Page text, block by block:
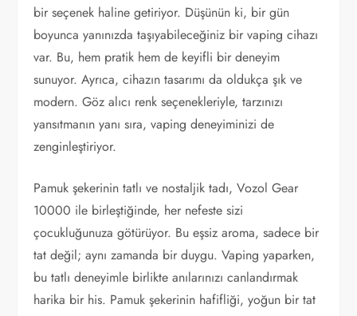
bir seçenek haline getiriyor. Düşünün ki, bir gün
boyunca yanınızda taşıyabileceğiniz bir vaping cihazı
var. Bu, hem pratik hem de keyifli bir deneyim
sunuyor. Ayrıca, cihazın tasarımı da oldukça şık ve
modern. Göz alıcı renk seçenekleriyle, tarzınızı
yansıtmanın yanı sıra, vaping deneyiminizi de
zenginleştiriyor.
Pamuk şekerinin tatlı ve nostaljik tadı, Vozol Gear
10000 ile birleştiğinde, her nefeste sizi
çocukluğunuza götürüyor. Bu eşsiz aroma, sadece bir
tat değil; aynı zamanda bir duygu. Vaping yaparken,
bu tatlı deneyimle birlikte anılarınızı canlandırmak
harika bir his. Pamuk şekerinin hafifliği, yoğun bir tat